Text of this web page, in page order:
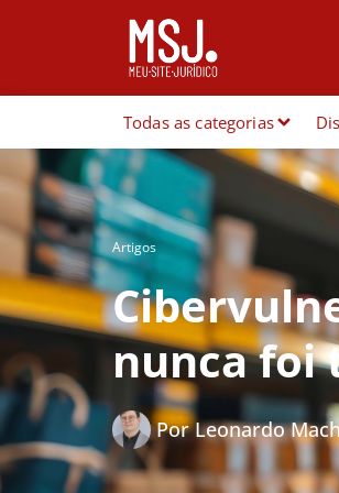
Todas as categorias
Artigos
nunca foi
PorLeonardo